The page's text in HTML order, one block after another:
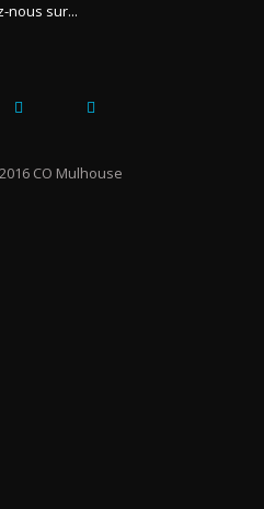
nous sur...
CO Mulhouse